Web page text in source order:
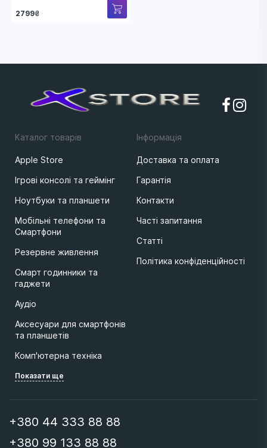
2799₴
Каталог товарів
Apple Store
Ігрові консолі та геймінг
Ноутбуки та планшети
Мобільні телефони та
Смартфони
Резервне живлення
Смарт годинники та
гаджети
Аудіо
Аксесуари для смартфонів
та планшетів
Комп'ютерна техніка
Показати ще
Iнформацiя
Доставка та оплата
Гарантія
Контакти
Часті запитання
Статті
Політика конфіденційності
+380 44 333 88 88
+380 99 133 88 88